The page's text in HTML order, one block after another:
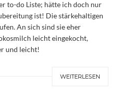
to-do Liste; hätte ich doch nur
ist! Die stärkehaltigen
An sich sind sie eher
leicht eingekocht,
und leicht!
WEITERLESEN